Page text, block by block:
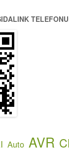
Auto AVR